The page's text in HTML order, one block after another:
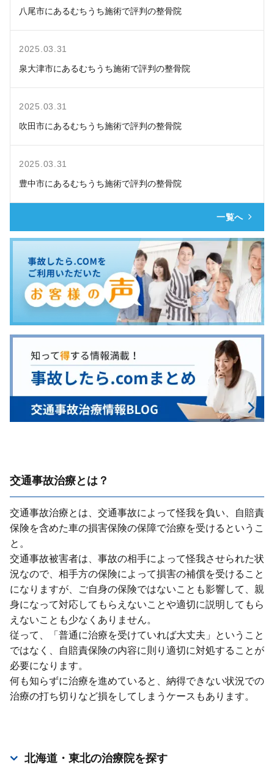
八尾市にあるむちうち施術で評判の整骨院
2025.03.31
泉大津市にあるむちうち施術で評判の整骨院
2025.03.31
吹田市にあるむちうち施術で評判の整骨院
2025.03.31
豊中市にあるむちうち施術で評判の整骨院
一覧へ
交通事故治療とは？
交通事故治療とは、交通事故によって怪我を負い、⾃賠責
保険を含めた⾞の損害保険の保障で治療を受けるというこ
と。
交通事故被害者は、事故の相⼿によって怪我させられた状
況なので、相⼿⽅の保険によって損害の補償を受けること
になりますが、ご⾃⾝の保険ではないことも影響して、親
⾝になって対応してもらえないことや適切に説明してもら
えないことも少なくありません。
従って、「普通に治療を受けていれば⼤丈夫」ということ
ではなく、⾃賠責保険の内容に則り適切に対処することが
必要になります。
何も知らずに治療を進めていると、納得できない状況での
治療の打ち切りなど損をしてしまうケースもあります。
北海道・東北の治療院を探す